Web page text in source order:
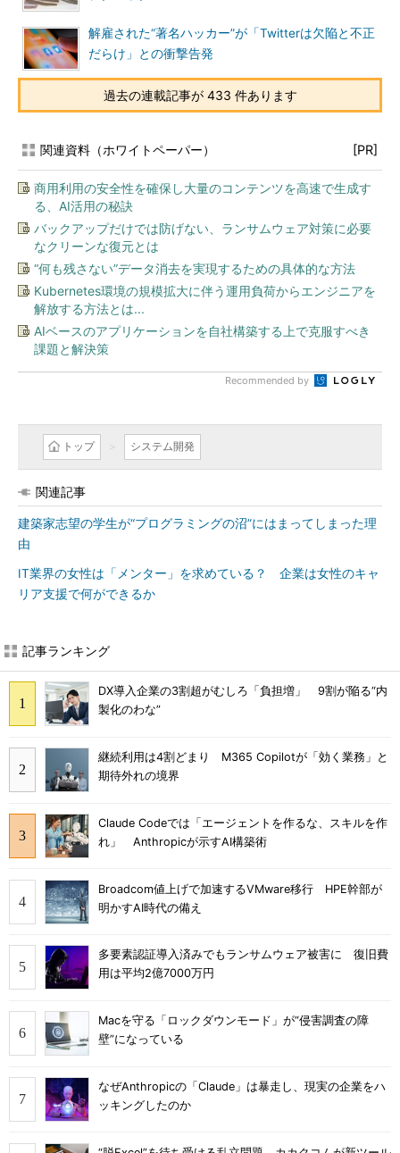
解雇された“著名ハッカー”が「Twitterは欠陥と不正
だらけ」との衝撃告発
過去の連載記事が 433 件あります
関連資料（ホワイトペーパー） [PR]
商用利用の安全性を確保し大量のコンテンツを高速で生成す
る、AI活用の秘訣
バックアップだけでは防げない、ランサムウェア対策に必要
なクリーンな復元とは
“何も残さない”データ消去を実現するための具体的な方法
Kubernetes環境の規模拡大に伴う運用負荷からエンジニアを
解放する方法とは...
AIベースのアプリケーションを自社構築する上で克服すべき
課題と解決策
Recommended by
トップ システム開発
関連記事
建築家志望の学生が“プログラミングの沼”にはまってしまった理
由
IT業界の女性は「メンター」を求めている？ 企業は女性のキャ
リア支援で何ができるか
記事ランキング
DX導入企業の3割超がむしろ「負担増」 9割が陥る“内
製化のわな”
継続利用は4割どまり M365 Copilotが「効く業務」と
期待外れの境界
Claude Codeでは「エージェントを作るな、スキルを作
れ」 Anthropicが示すAI構築術
Broadcom値上げで加速するVMware移行 HPE幹部が
明かすAI時代の備え
多要素認証導入済みでもランサムウェア被害に 復旧費
用は平均2億7000万円
Macを守る「ロックダウンモード」が“侵害調査の障
壁”になっている
なぜAnthropicの「Claude」は暴走し、現実の企業をハ
ッキングしたのか